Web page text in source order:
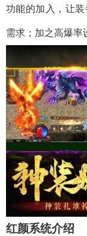
功能的加入，让
需求；加之高爆率
红颜系统介绍